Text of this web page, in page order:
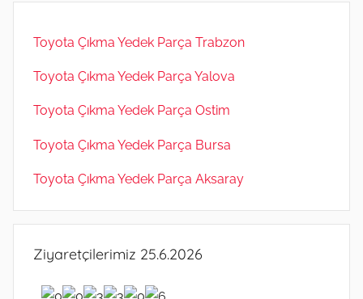
Toyota Çıkma Yedek Parça Trabzon
Toyota Çıkma Yedek Parça Yalova
Toyota Çıkma Yedek Parça Ostim
Toyota Çıkma Yedek Parça Bursa
Toyota Çıkma Yedek Parça Aksaray
Ziyaretçilerimiz 25.6.2026